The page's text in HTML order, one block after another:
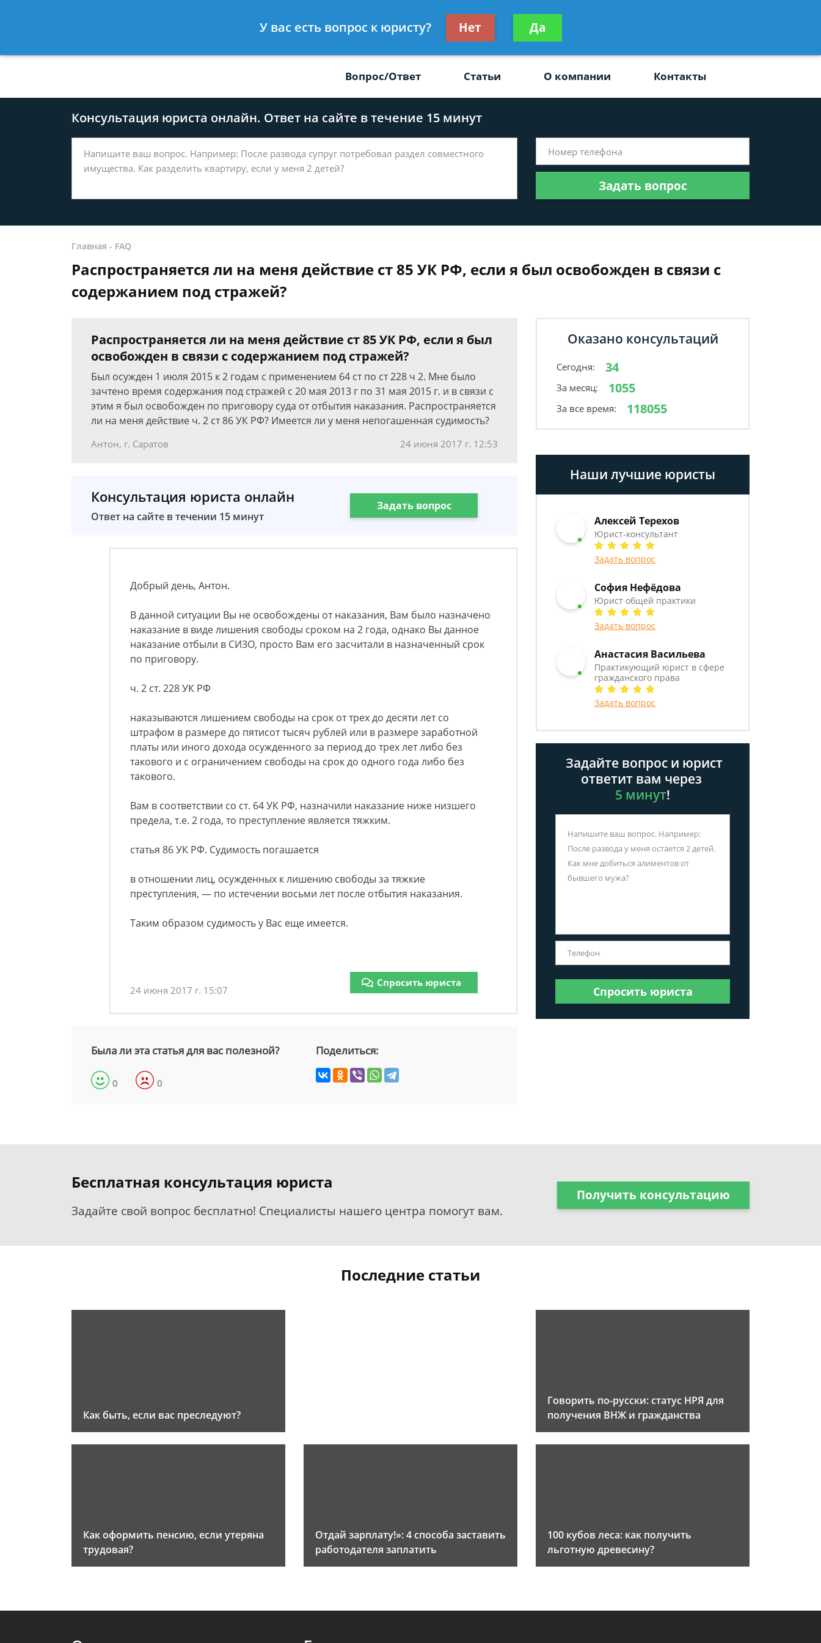
8 812 509-27-47
Получите консультацию
бесплатно
Вопрос/Ответ Статьи О компании Контакты
Консультация юриста онлайн. Ответ на сайте в течение 15 минут
Задать вопрос
Главная - FAQ
Распространяется ли на меня действие ст 85 УК РФ, если я был освобожден в связи с
содержанием под стражей?
Распространяется ли на меня действие ст 85 УК РФ, если я был
освобожден в связи с содержанием под стражей?
Был осужден 1 июля 2015 к 2 годам с применением 64 ст по ст 228 ч 2. Мне было
зачтено время содержания под стражей с 20 мая 2013 г по 31 мая 2015 г. и в связи с
этим я был освобожден по приговору суда от отбытия наказания. Распространяется
ли на меня действие ч. 2 ст 86 УК РФ? Имеется ли у меня непогашенная судимость?
Антон, г. Саратов 24 июня 2017 г. 12:53
Консультация юриста онлайн
Ответ на сайте в течении 15 минут
Задать вопрос
Добрый день, Антон.
В данной ситуации Вы не освобождены от наказания, Вам было назначено
наказание в виде лишения свободы сроком на 2 года, однако Вы данное
наказание отбыли в СИЗО, просто Вам его засчитали в назначенный срок
по приговору.
ч. 2 ст. 228 УК РФ
наказываются лишением свободы на срок от трех до десяти лет со
штрафом в размере до пятисот тысяч рублей или в размере заработной
платы или иного дохода осужденного за период до трех лет либо без
такового и с ограничением свободы на срок до одного года либо без
такового.
Вам в соответствии со ст. 64 УК РФ, назначили наказание ниже низшего
предела, т.е. 2 года, то преступление является тяжким.
статья 86 УК РФ. Судимость погашается
в отношении лиц, осужденных к лишению свободы за тяжкие
преступления, — по истечении восьми лет после отбытия наказания.
Таким образом судимость у Вас еще имеется.
24 июня 2017 г. 15:07
Спросить юриста
Была ли эта статья для вас полезной?
0 0
Поделиться:
Оказано консультаций
Сегодня: 34
За месяц: 1055
За все время: 118055
Наши лучшие юристы
Алексей Терехов
Юрист-консультант
Задать вопрос
София Нефёдова
Юрист общей практики
Задать вопрос
Анастасия Васильева
Практикующий юрист в сфере
гражданского права
Задать вопрос
Задайте вопрос и юрист
ответит вам через
5 минут!
Спросить юриста
Бесплатная консультация юриста
Задайте свой вопрос бесплатно! Специалисты нашего центра помогут вам.
Получить консультацию
Последние статьи
Как быть, если вас преследуют?
Говорить по-русски: статус НРЯ для
получения ВНЖ и гражданства
Как оформить пенсию, если утеряна
трудовая?
Отдай зарплату!»: 4 способа заставить
работодателя заплатить
100 кубов леса: как получить
льготную древесину?
У вас есть вопрос к юристу? Нет Да